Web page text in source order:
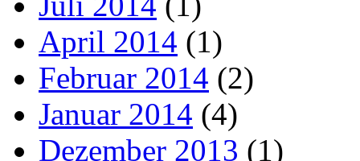
April 2014 (1)
Februar 2014 (2)
Januar 2014 (4)
Dezember 2013 (1)